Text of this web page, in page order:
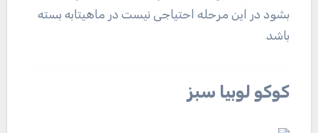
بشود در این مرحله احتیاجی نیست در ماهیتابه بسته
باشد
کوکو لوبیا سبز